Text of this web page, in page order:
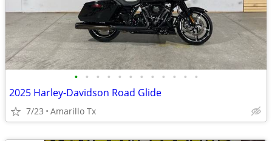
• • • • • • • • • • • •
2025 Harley-Davidson Road Glide
7/23 Amarillo Tx